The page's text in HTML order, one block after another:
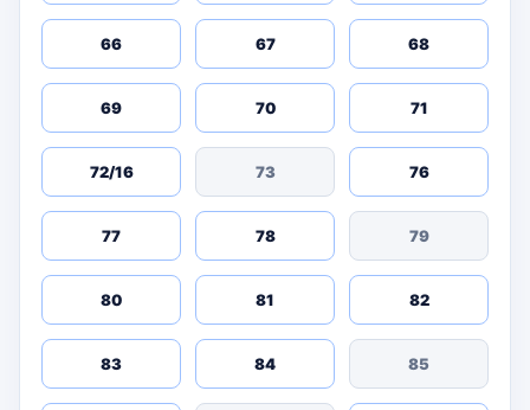
66 67 68
69 70 71
72/16 73 76
77 78 79
80 81 82
83 84 85